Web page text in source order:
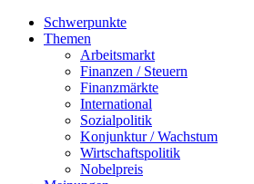
Schwerpunkte
Themen
Arbeitsmarkt
Finanzen / Steuern
Finanzmärkte
International
Sozialpolitik
Konjunktur / Wachstum
Wirtschaftspolitik
Nobelpreis